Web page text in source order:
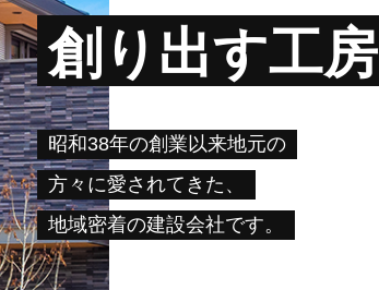
創り出す工房
昭和38年の創業以来地元の
方々に愛されてきた、
地域密着の建設会社です。